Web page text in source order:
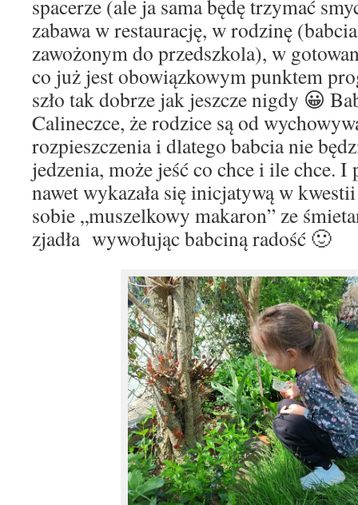
spacerze (ale ja sama będę trzymać
zabawa w restaurację, w rodzinę
zawożonym do przedszkola), w
co już jest obowiązkowym punktem
szło tak dobrze jak jeszcze nigdy 😀
Calineczce, że rodzice są od
rozpieszczenia i dlatego babcia nie
jedzenia, może jeść co chce i ile chce. I
nawet wykazała się inicjatywą w kwestii
sobie „muszelkowy makaron” ze
zjadła wywołując babciną radość 🙂